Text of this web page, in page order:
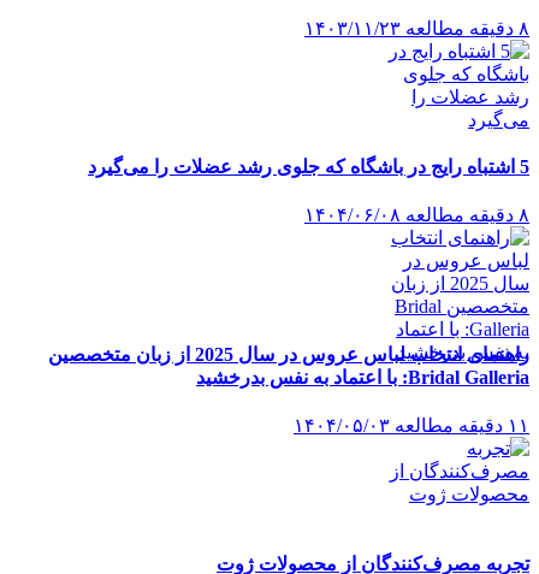
۸ دقیقه مطالعه ۱۴۰۳/۱۱/۲۳
5 اشتباه رایج در باشگاه که جلوی رشد عضلات را می‌گیرد
۸ دقیقه مطالعه ۱۴۰۴/۰۶/۰۸
راهنمای انتخاب لباس عروس در سال 2025 از زبان متخصصین
Bridal Galleria: با اعتماد به نفس بدرخشید
۱۱ دقیقه مطالعه ۱۴۰۴/۰۵/۰۳
تجربه مصرف‌کنندگان از محصولات ژوت